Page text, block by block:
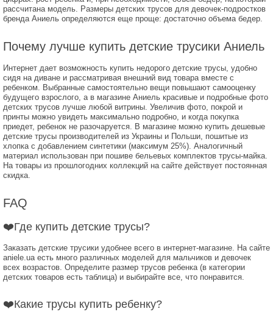
рассчитана модель. Размеры детских трусов для девочек-подростков
бренда Аниель определяются еще проще: достаточно объема бедер.
Почему лучше купить детские трусики Аниель
Интернет дает возможность купить недорого детские трусы, удобно
сидя на диване и рассматривая внешний вид товара вместе с
ребенком. Выбранные самостоятельно вещи повышают самооценку
будущего взрослого, а в магазине Аниель красивые и подробные фото
детских трусов лучше любой витрины. Увеличив фото, покрой и
принты можно увидеть максимально подробно, и когда покупка
приедет, ребенок не разочаруется. В магазине можно купить дешевые
детские трусы производителей из Украины и Польши, пошитые из
хлопка с добавлением синтетики (максимум 25%). Аналогичный
материал использован при пошиве бельевых комплектов трусы-майка.
На товары из прошлогодних коллекций на сайте действует постоянная
скидка.
FAQ
❤️Где купить детские трусы?
Заказать детские трусики удобнее всего в интернет-магазине. На сайте
aniele.ua есть много различных моделей для мальчиков и девочек
всех возрастов. Определите размер трусов ребенка (в категории
детских товаров есть таблица) и выбирайте все, что понравится.
❤️Какие трусы купить ребенку?